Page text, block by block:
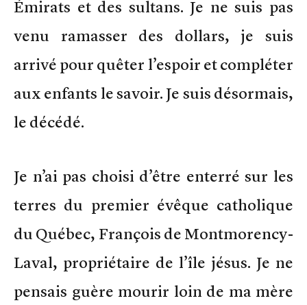
Émirats et des sultans. Je ne suis pas
venu ramasser des dollars, je suis
arrivé pour quêter l’espoir et compléter
aux enfants le savoir. Je suis désormais,
le décédé.
Je n’ai pas choisi d’être enterré sur les
terres du premier évêque catholique
du Québec, François de Montmorency-
Laval, propriétaire de l’île jésus. Je ne
pensais guère mourir loin de ma mère